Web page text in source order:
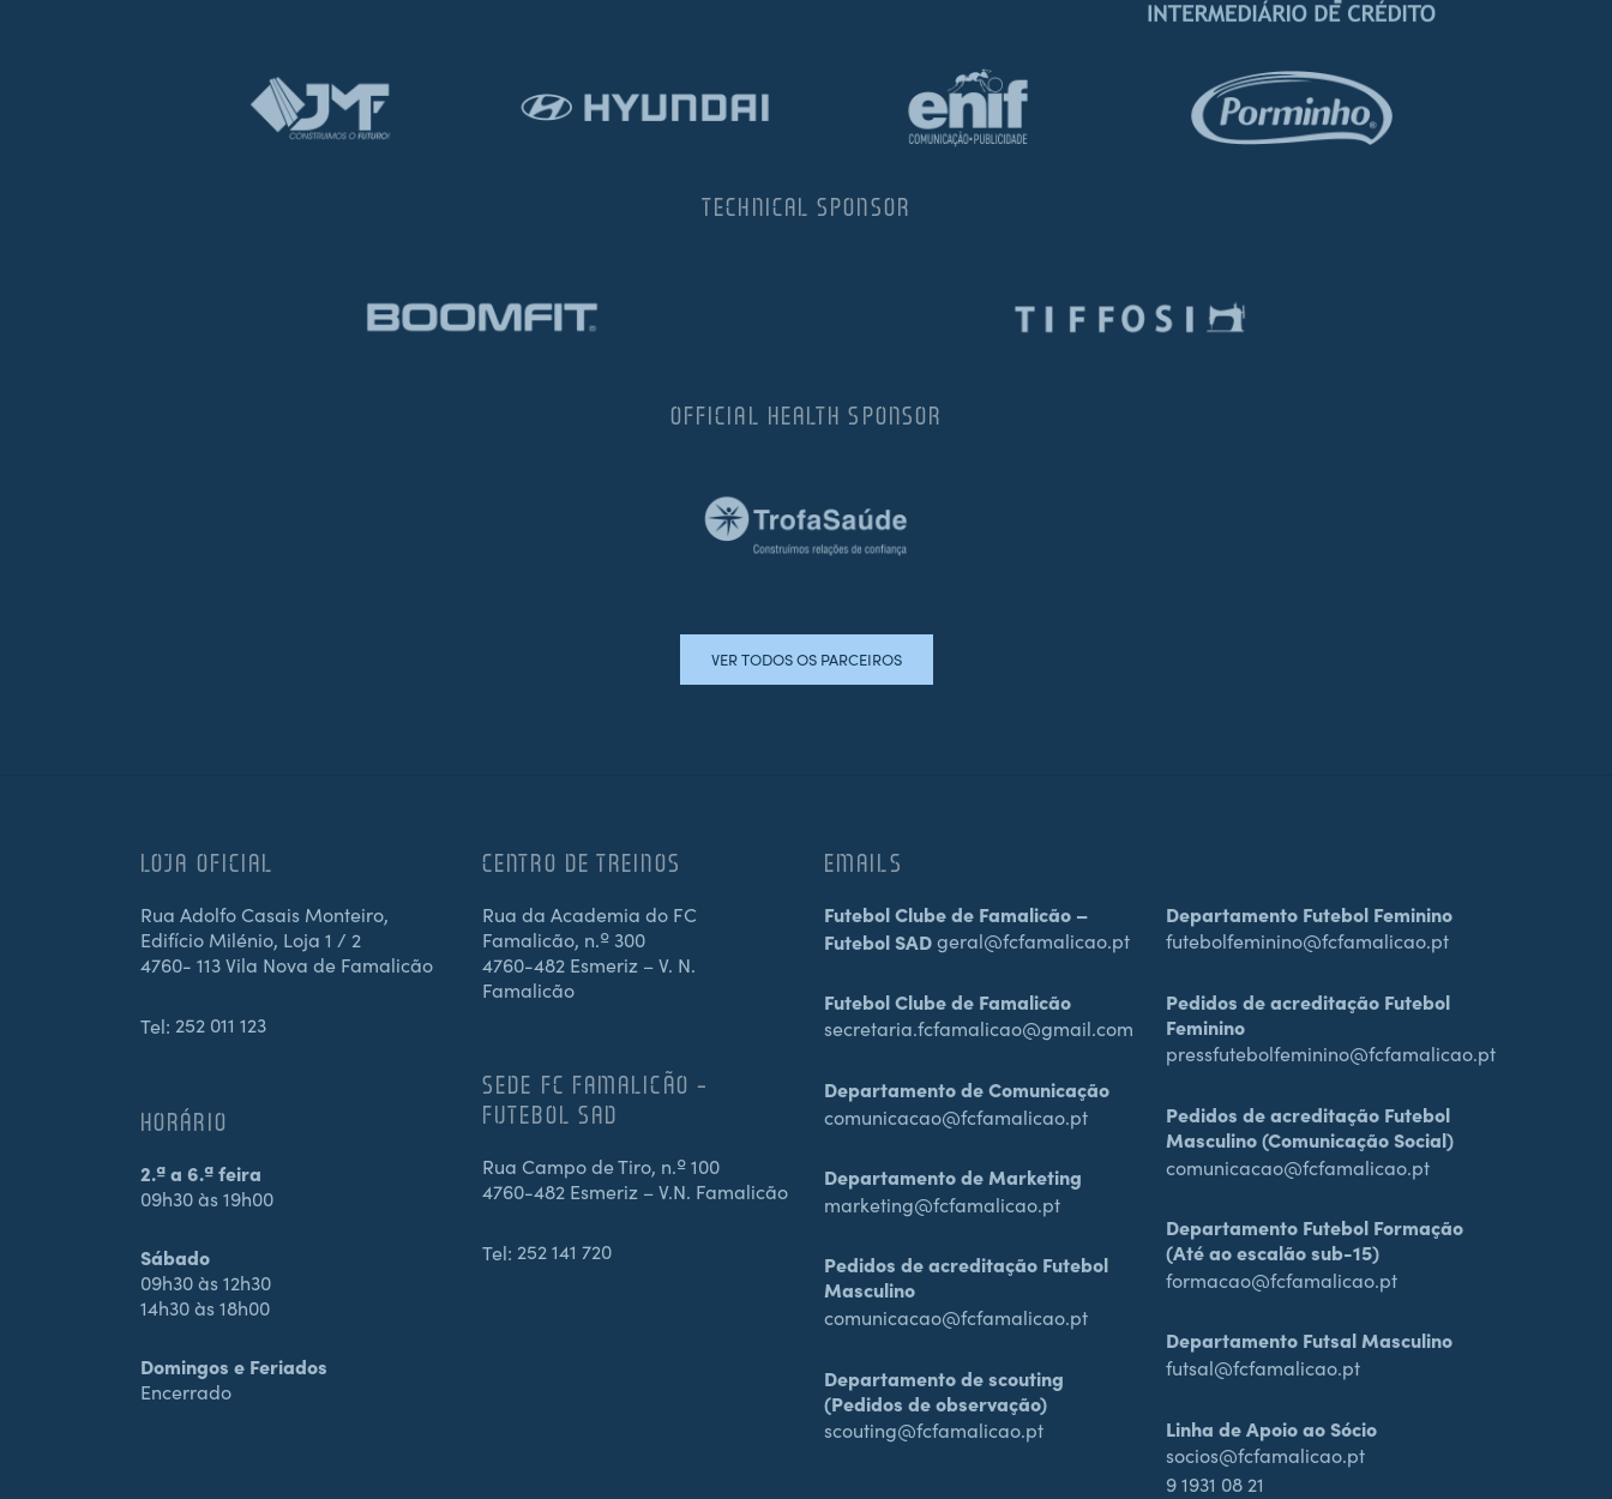
TECHNICAL SPONSOR
OFFICIAL HEALTH SPONSOR
VER TODOS OS PARCEIROS
LOJA OFICIAL
Rua Adolfo Casais Monteiro,
Edifício Milénio, Loja 1 / 2
4760- 113 Vila Nova de Famalicão
Tel: 252 011 123
HORÁRIO
2.ª a 6.ª feira
09h30 às 19h00
Sábado
09h30 às 12h30
14h30 às 18h00
Domingos e Feriados
Encerrado
CENTRO DE TREINOS
Rua da Academia do FC
Famalicão, n.º 300
4760-482 Esmeriz – V. N.
Famalicão
SEDE FC FAMALICÃO –
FUTEBOL SAD
Rua Campo de Tiro, n.º 100
4760-482 Esmeriz – V.N. Famalicão
Tel: 252 141 720
EMAILS
Futebol Clube de Famalicão –
Futebol SADgeral@fcfamalicao.pt
Futebol Clube de Famalicão
secretaria.fcfamalicao@gmail.com
Departamento de Comunicação
comunicacao@fcfamalicao.pt
Departamento de Marketing
marketing@fcfamalicao.pt
Pedidos de acreditação Futebol
Masculino
comunicacao@fcfamalicao.pt
Departamento de scouting
(Pedidos de observação)
scouting@fcfamalicao.pt
Departamento Futebol Feminino
futebolfeminino@fcfamalicao.pt
Pedidos de acreditação Futebol
Feminino
pressfutebolfeminino@fcfamalicao.pt
Pedidos de acreditação Futebol
Masculino (Comunicação Social)
comunicacao@fcfamalicao.pt
Departamento Futebol Formação
(Até ao escalão sub-15)
formacao@fcfamalicao.pt
Departamento Futsal Masculino
futsal@fcfamalicao.pt
Linha de Apoio ao Sócio
socios@fcfamalicao.pt
9 1931 08 21